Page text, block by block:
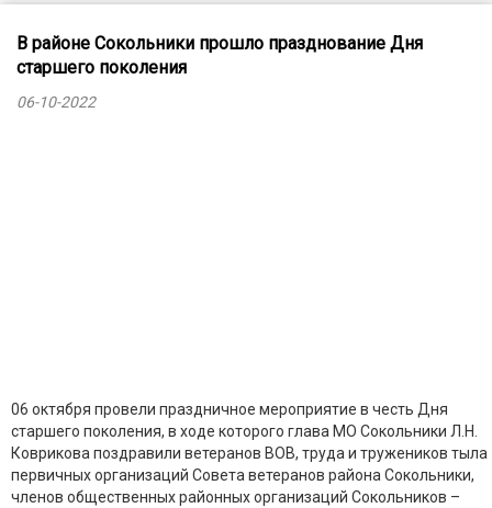
В районе Сокольники прошло празднование Дня
старшего поколения
06-10-2022
06 октября провели праздничное мероприятие в честь Дня
старшего поколения, в ходе которого глава МО Сокольники Л.Н.
Коврикова поздравили ветеранов ВОВ, труда и тружеников тыла
первичных организаций Совета ветеранов района Сокольники,
членов общественных районных организаций Сокольников –